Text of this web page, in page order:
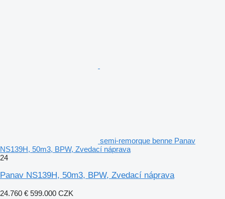
semi-remorque benne Panav
NS139H, 50m3, BPW, Zvedací náprava
24
Panav NS139H, 50m3, BPW, Zvedací náprava
24.760 € 599.000 CZK